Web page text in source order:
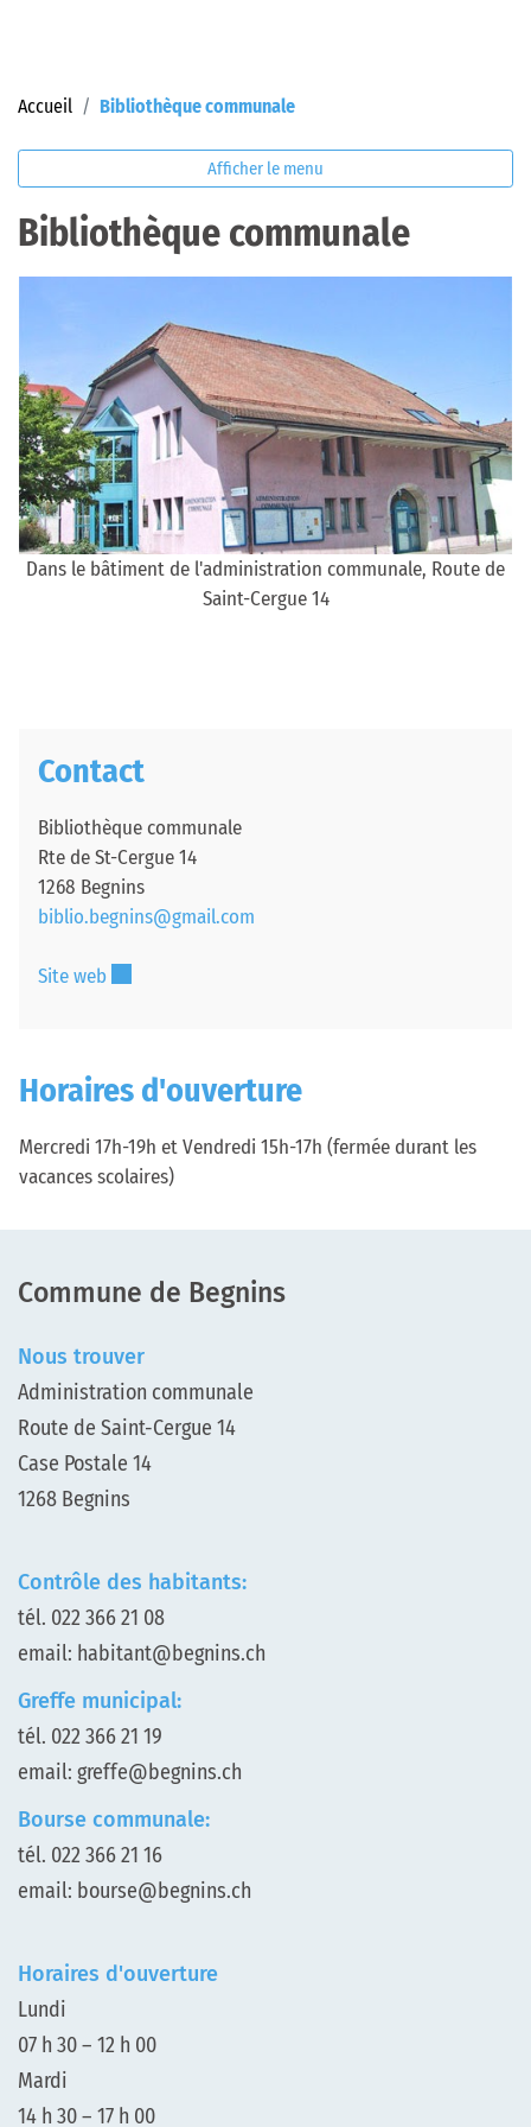
Accueil Bibliothèque communale(sélectionné)
Afficher le menu
Bibliothèque communale
Dans le bâtiment de l'administration communale, Route de
Saint-Cergue 14
Contact
Bibliothèque communale
Rte de St-Cergue 14
1268 Begnins
biblio.begnins@gmail.com
Site webCe lien externe va ouvrir une nouvelle fenêtre.
Horaires d'ouverture
Mercredi 17h-19h et Vendredi 15h-17h (fermée durant les
vacances scolaires)
Commune de Begnins
Nous trouver
Administration communale
Route de Saint-Cergue 14
Case Postale 14
1268 Begnins
Contrôle des habitants:
tél. 022 366 21 08
email: habitant@begnins.ch
Greffe municipal:
tél. 022 366 21 19
email: greffe@begnins.ch
Bourse communale:
tél. 022 366 21 16
email: bourse@begnins.ch
Horaires d'ouverture
Lundi
07 h 30 – 12 h 00
Mardi
14 h 30 – 17 h 00